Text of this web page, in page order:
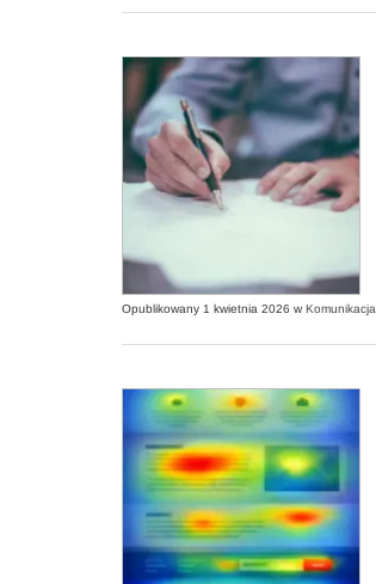
Opublikowany 1 kwietnia 2026 w Komunikacja